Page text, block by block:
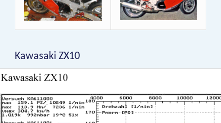
Kawasaki ZX10